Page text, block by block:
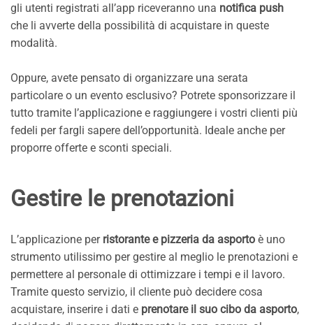
gli utenti registrati all’app riceveranno una notifica push
che li avverte della possibilità di acquistare in queste
modalità.
Oppure, avete pensato di organizzare una serata
particolare o un evento esclusivo? Potrete sponsorizzare il
tutto tramite l’applicazione e raggiungere i vostri clienti più
fedeli per fargli sapere dell’opportunità. Ideale anche per
proporre offerte e sconti speciali.
Gestire le prenotazioni
L’applicazione per ristorante e pizzeria da asporto è uno
strumento utilissimo per gestire al meglio le prenotazioni e
permettere al personale di ottimizzare i tempi e il lavoro.
Tramite questo servizio, il cliente può decidere cosa
acquistare, inserire i dati e prenotare il suo cibo da asporto,